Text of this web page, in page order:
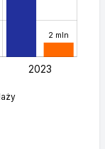
2 mln
2023